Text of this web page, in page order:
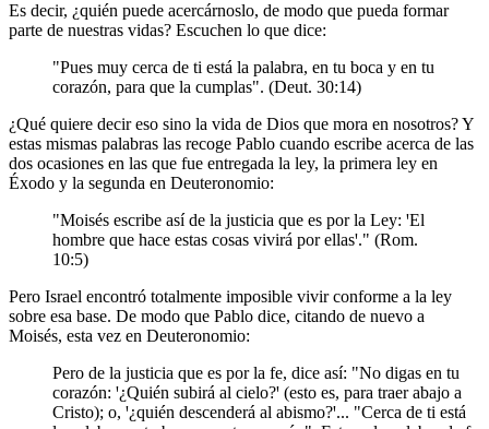
Es decir, ¿quién puede acercárnoslo, de modo que pueda formar
parte de nuestras vidas? Escuchen lo que dice:
"Pues muy cerca de ti está la palabra, en tu boca y en tu
corazón, para que la cumplas". (Deut. 30:14)
¿Qué quiere decir eso sino la vida de Dios que mora en nosotros? Y
estas mismas palabras las recoge Pablo cuando escribe acerca de las
dos ocasiones en las que fue entregada la ley, la primera ley en
Éxodo y la segunda en Deuteronomio:
"Moisés escribe así de la justicia que es por la Ley: ꞌEl
hombre que hace estas cosas vivirá por ellasꞌ." (Rom.
10:5)
Pero Israel encontró totalmente imposible vivir conforme a la ley
sobre esa base. De modo que Pablo dice, citando de nuevo a
Moisés, esta vez en Deuteronomio:
Pero de la justicia que es por la fe, dice así: "No digas en tu
corazón: ꞌ¿Quién subirá al cielo?ꞌ (esto es, para traer abajo a
Cristo); o, ꞌ¿quién descenderá al abismo?ꞌ... "Cerca de ti está